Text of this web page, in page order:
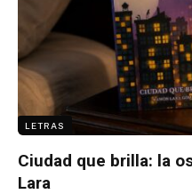
LETRAS
Ciudad que brilla: la
Lara